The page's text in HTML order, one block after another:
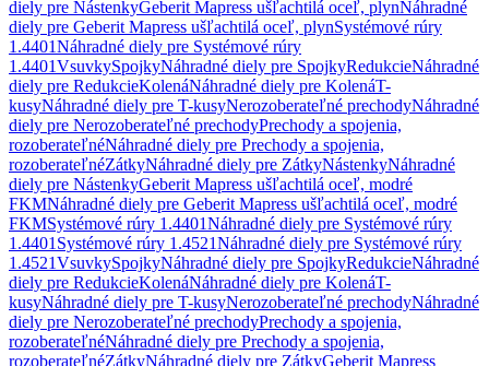
diely pre NástenkyGeberit Mapress ušľachtilá oceľ, plynNáhradné
diely pre Geberit Mapress ušľachtilá oceľ, plynSystémové rúry
1.4401Náhradné diely pre Systémové rúry
1.4401VsuvkySpojkyNáhradné diely pre SpojkyRedukcieNáhradné
diely pre RedukcieKolenáNáhradné diely pre KolenáT-
kusyNáhradné diely pre T-kusyNerozoberateľné prechodyNáhradné
diely pre Nerozoberateľné prechodyPrechody a spojenia,
rozoberateľnéNáhradné diely pre Prechody a spojenia,
rozoberateľnéZátkyNáhradné diely pre ZátkyNástenkyNáhradné
diely pre NástenkyGeberit Mapress ušľachtilá oceľ, modré
FKMNáhradné diely pre Geberit Mapress ušľachtilá oceľ, modré
FKMSystémové rúry 1.4401Náhradné diely pre Systémové rúry
1.4401 Systémové rúry 1.4521Náhradné diely pre Systémové rúry
1.4521VsuvkySpojkyNáhradné diely pre SpojkyRedukcieNáhradné
diely pre RedukcieKolenáNáhradné diely pre KolenáT-
kusyNáhradné diely pre T-kusyNerozoberateľné prechodyNáhradné
diely pre Nerozoberateľné prechodyPrechody a spojenia,
rozoberateľnéNáhradné diely pre Prechody a spojenia,
rozoberateľnéZátkyNáhradné diely pre ZátkyGeberit Mapress